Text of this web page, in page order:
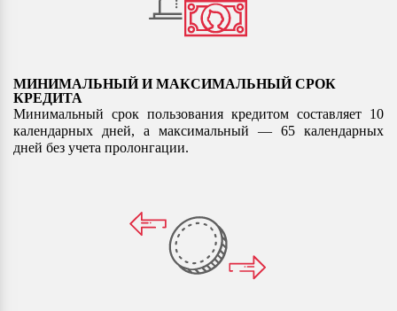
МИНИМАЛЬНЫЙ И МАКСИМАЛЬНЫЙ СРОК
КРЕДИТА
Минимальный срок пользования кредитом составляет 10
календарных дней, а максимальный — 65 календарных
дней без учета пролонгации.